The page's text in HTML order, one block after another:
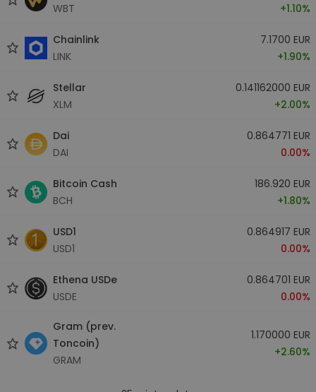
WBT
+1.10%
Chainlink
LINK
7.1700 EUR
+1.90%
Stellar
XLM
0.141162000 EUR
+2.00%
Dai
DAI
0.864771 EUR
0.00%
Bitcoin Cash
BCH
186.920 EUR
+1.80%
USD1
USD1
0.864917 EUR
0.00%
Ethena USDe
USDE
0.864701 EUR
0.00%
Gram (prev.
Toncoin)
GRAM
1.170000 EUR
+2.60%